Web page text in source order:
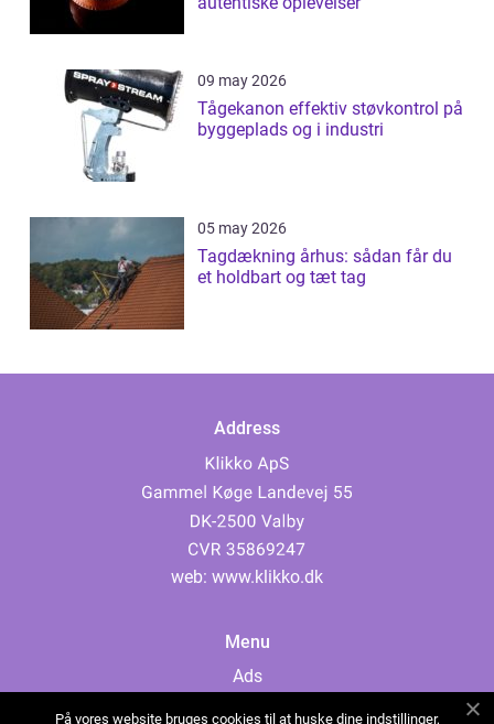
09 may 2026
Tågekanon effektiv støvkontrol på
byggeplads og i industri
05 may 2026
Tagdækning århus: sådan får du
et holdbart og tæt tag
Address
web: www.klikko.dk
Menu
Ads
På vores website bruges cookies til at huske dine indstillinger,